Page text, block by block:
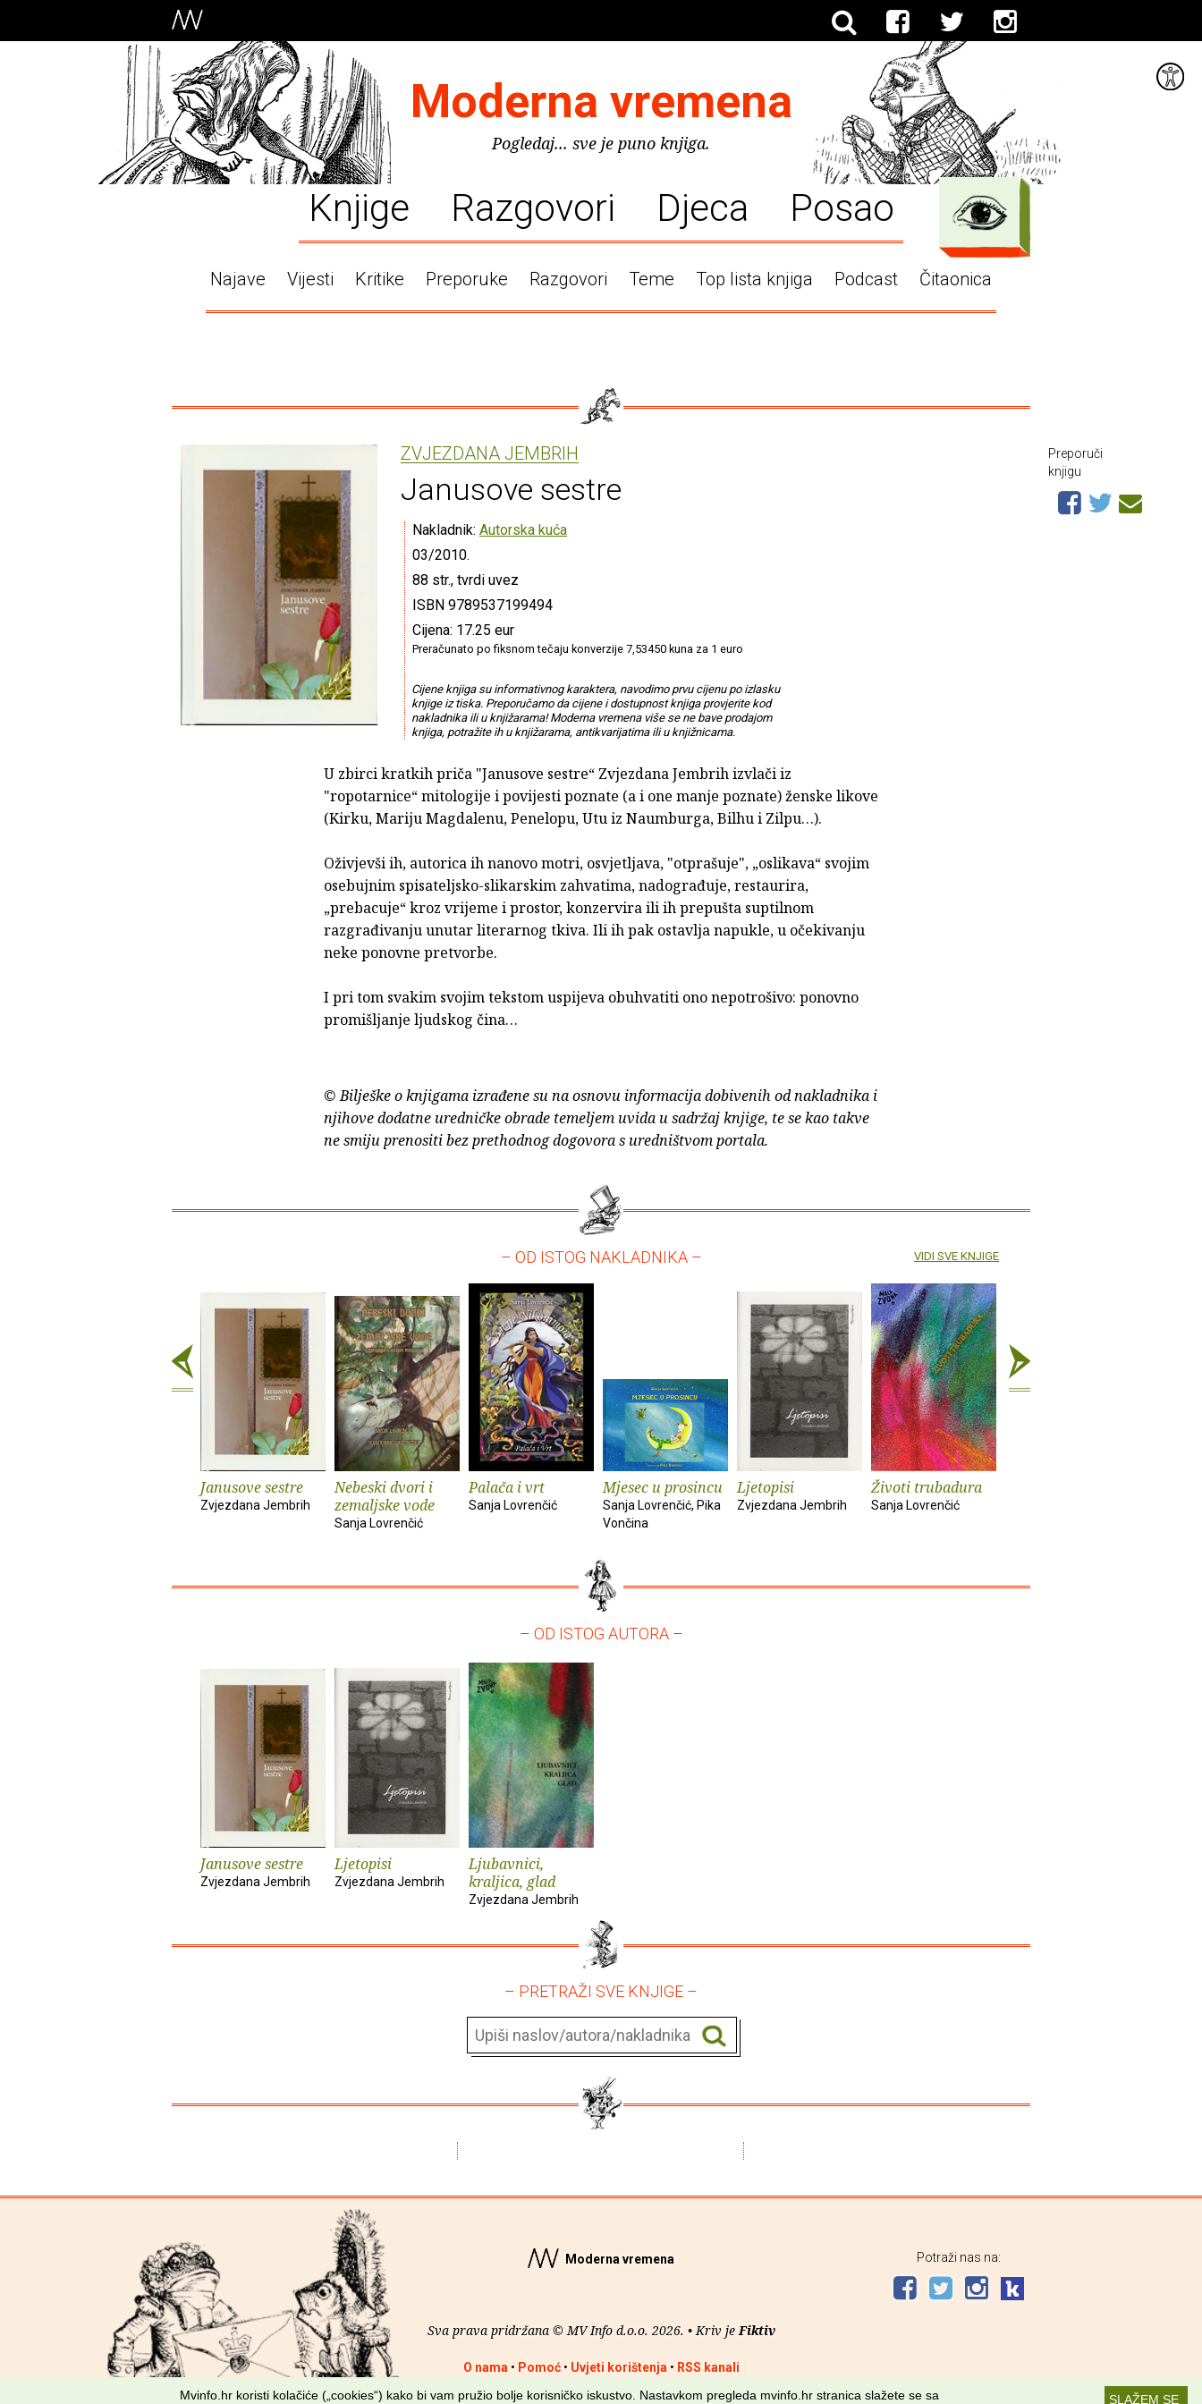
Moderna vremena
Pogledaj... sve je puno knjiga.
Knjige Razgovori Djeca Posao
Najave Vijesti Kritike Preporuke Razgovori Teme Top lista knjiga Podcast Čitaonica
ZVJEZDANA JEMBRIH
Janusove sestre
Nakladnik: Autorska kuća
03/2010.
88 str., tvrdi uvez
ISBN 9789537199494
Cijena: 17.25 eur
Preračunato po fiksnom tečaju konverzije 7,53450 kuna za 1 euro
Cijene knjiga su informativnog karaktera, navodimo prvu cijenu po izlasku
knjige iz tiska. Preporučamo da cijene i dostupnost knjiga provjerite kod
nakladnika ili u knjižarama! Moderna vremena više se ne bave prodajom
knjiga, potražite ih u knjižarama, antikvarijatima ili u knjižnicama.
U zbirci kratkih priča "Janusove sestre“ Zvjezdana Jembrih izvlači iz
"ropotarnice“ mitologije i povijesti poznate (a i one manje poznate) ženske likove
(Kirku, Mariju Magdalenu, Penelopu, Utu iz Naumburga, Bilhu i Zilpu…).
Oživjevši ih, autorica ih nanovo motri, osvjetljava, "otprašuje", „oslikava“ svojim
osebujnim spisateljsko-slikarskim zahvatima, nadograđuje, restaurira,
„prebacuje“ kroz vrijeme i prostor, konzervira ili ih prepušta suptilnom
razgrađivanju unutar literarnog tkiva. Ili ih pak ostavlja napukle, u očekivanju
neke ponovne pretvorbe.
I pri tom svakim svojim tekstom uspijeva obuhvatiti ono nepotrošivo: ponovno
promišljanje ljudskog čina…
© Bilješke o knjigama izrađene su na osnovu informacija dobivenih od nakladnika i
njihove dodatne uredničke obrade temeljem uvida u sadržaj knjige, te se kao takve
ne smiju prenositi bez prethodnog dogovora s uredništvom portala.
Preporuči
knjigu
– OD ISTOG NAKLADNIKA –
Janusove sestre
Zvjezdana Jembrih
Nebeski dvori i
zemaljske vode
Sanja Lovrenčić
Palača i vrt
Sanja Lovrenčić
Mjesec u prosincu
Sanja Lovrenčić, Pika
Vončina
Ljetopisi
Zvjezdana Jembrih
Životi trubadura
Sanja Lovrenčić
VIDI SVE KNJIGE
– OD ISTOG AUTORA –
Janusove sestre
Zvjezdana Jembrih
Ljetopisi
Zvjezdana Jembrih
Ljubavnici,
kraljica, glad
Zvjezdana Jembrih
– PRETRAŽI SVE KNJIGE –
Moderna vremena
Sva prava pridržana © MV Info d.o.o. 2026. • Kriv je Fiktiv
O nama • Pomoć• Uvjeti korištenja • RSS kanali
Potraži nas na:
SLAŽEM SE
Mvinfo.hr koristi kolačiće („cookies“) kako bi vam pružio bolje korisničko iskustvo. Nastavkom pregleda mvinfo.hr stranica slažete se sa